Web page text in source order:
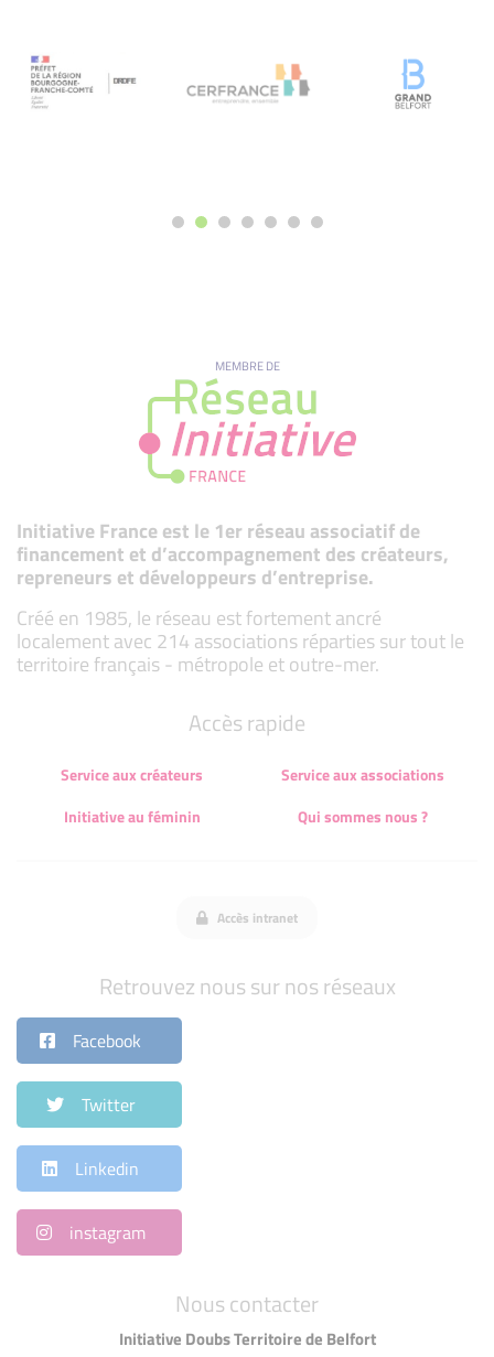
MEMBRE DE
Initiative France est le 1er réseau associatif de
financement et d’accompagnement des créateurs,
repreneurs et développeurs d’entreprise.
Créé en 1985, le réseau est fortement ancré
localement avec 214 associations réparties sur tout le
territoire français - métropole et outre-mer.
Nous contacter
Initiative Doubs Territoire de Belfort
Accès rapide
Service aux créateurs
Service aux associations
Initiative au féminin
Qui sommes nous ?
Accès intranet
Retrouvez nous sur nos réseaux
Facebook
Twitter
Linkedin
instagram